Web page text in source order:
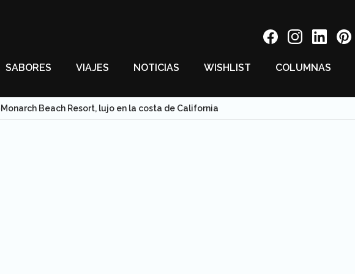
SABORES VIAJES NOTICIAS WISHLIST COLUMNAS
Monarch Beach Resort, lujo en la costa de California